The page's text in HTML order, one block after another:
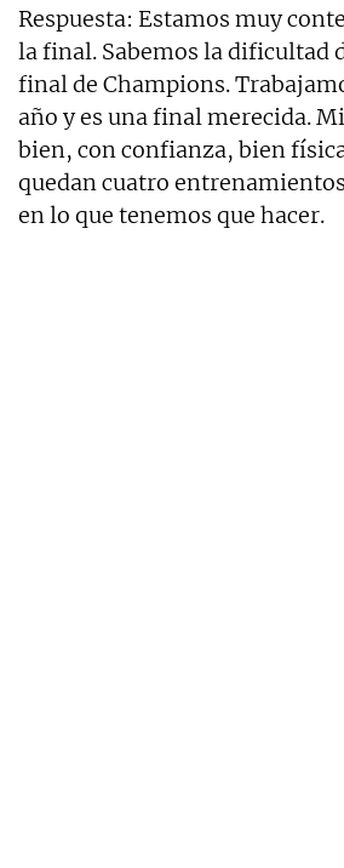
Respuesta: Estamos muy
la final. Sabemos la dificultad
final de Champions.
año y es una final merecida.
bien, con confianza, bien
quedan cuatro
en lo que tenemos que hacer.